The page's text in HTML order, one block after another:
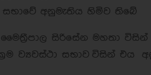
අනුමැතිය හිමිව තිබේ
සිරිසේන මහතා
ව්‍යවස්ථා සභාව විසින් එය